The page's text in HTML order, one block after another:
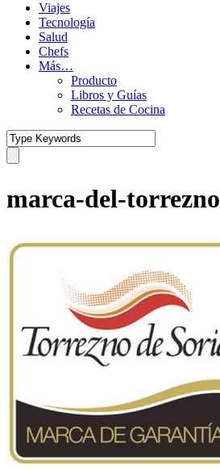
Viajes
Tecnología
Salud
Chefs
Más…
Producto
Libros y Guías
Recetas de Cocina
marca-del-torrezno